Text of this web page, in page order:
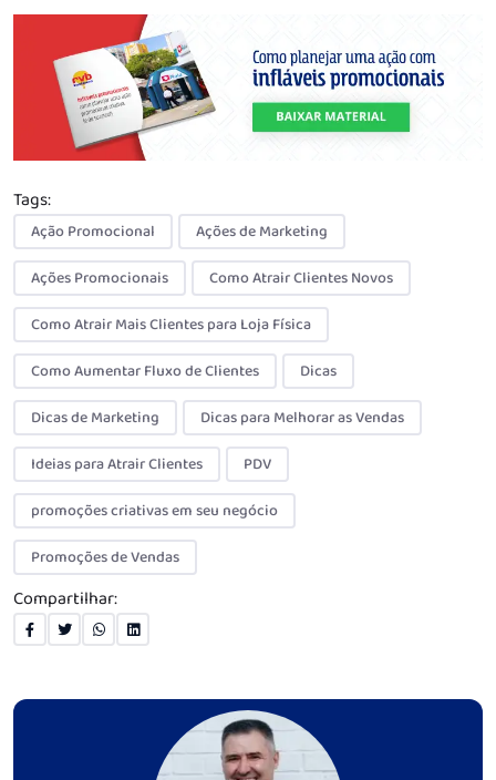
Tags:
Ação Promocional
Ações de Marketing
Ações Promocionais
Como Atrair Clientes Novos
Como Atrair Mais Clientes para Loja Física
Como Aumentar Fluxo de Clientes
Dicas
Dicas de Marketing
Dicas para Melhorar as Vendas
Ideias para Atrair Clientes
PDV
promoções criativas em seu negócio
Promoções de Vendas
Compartilhar: